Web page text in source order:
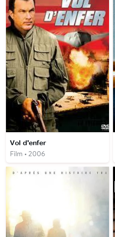
Vol d'enfer
Film • 2006